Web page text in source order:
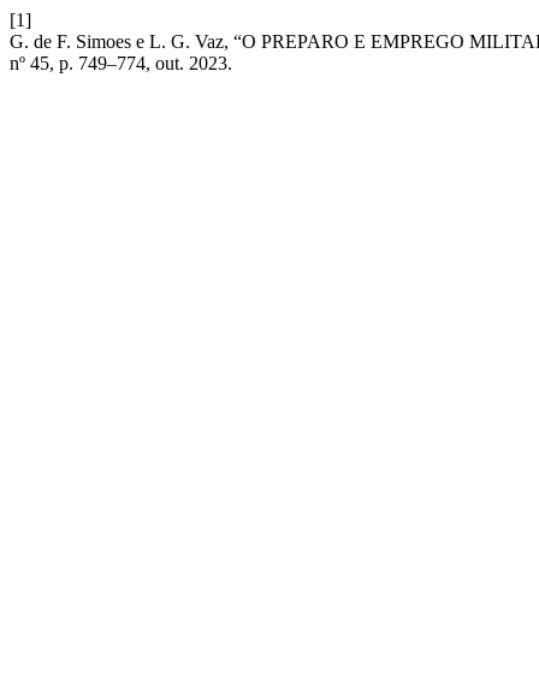
[1]
G. de F. Simoes e L. G. Vaz, “O PREPARO E EMPREGO
nº 45, p. 749–774, out. 2023.